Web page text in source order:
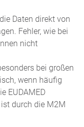
Daten direkt von
Fehler, wie bei
nicht
bei großen
wenn häufig
EUDAMED
durch die M2M